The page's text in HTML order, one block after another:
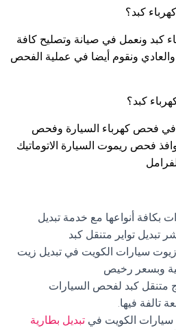
كبد؟
كبد ونعمل في صيانة وتصليح كافة
والعادي ونقوم أيضا في عملية الفحص
كبد؟
في فحص كهرباء السيارة وفحص
فحص ريموت السيارة الاتوماتيك
بكافة أنواعها مع خدمة تبديل
تبديل تواير متنقل كبد
سيارات الكويت في تبديل زيت
وبسعر رخيص
متنقل كبد لفحص السيارات
تالفة فيها.
الكويت في تبديل بطارية